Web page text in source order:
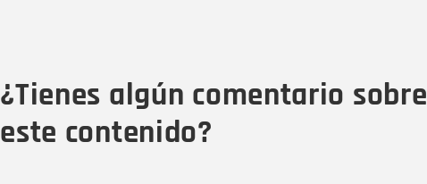
¿Tienes algún comentario sobre
este contenido?